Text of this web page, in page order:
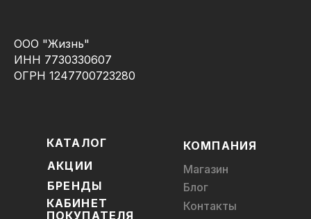
ООО "Жизнь"
ИНН 7730330607
ОГРН 1247700723280
КАТАЛОГ
КАБИНЕТ
ПОКУПАТЕЛЯ
БРЕНДЫ
АКЦИИ
Магазин
Блог
Контакты
КОМПАНИЯ